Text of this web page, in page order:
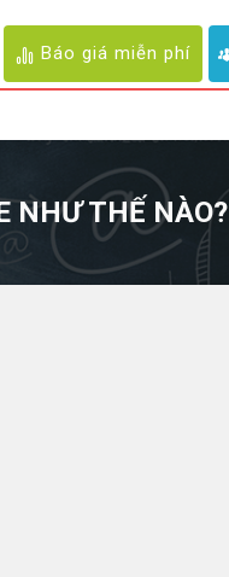
Báo giá miễn phí
NHƯ THẾ NÀO?